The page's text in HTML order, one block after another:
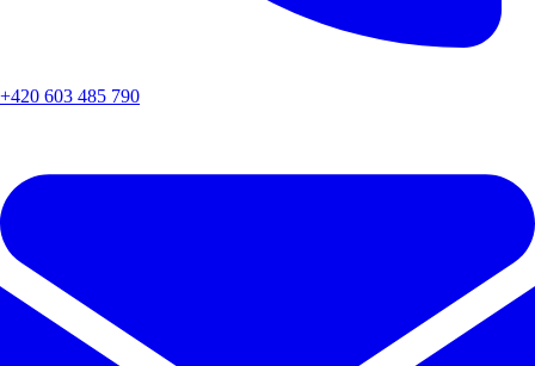
+420 603 485 790